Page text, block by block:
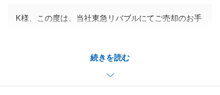
続きを読む
K様、この度は、当社東急リバブルにてご売却のお手
ご満足頂けたお取引になり、私共も大変嬉しく思いま
素敵なお言葉も頂戴しありがとうございます。